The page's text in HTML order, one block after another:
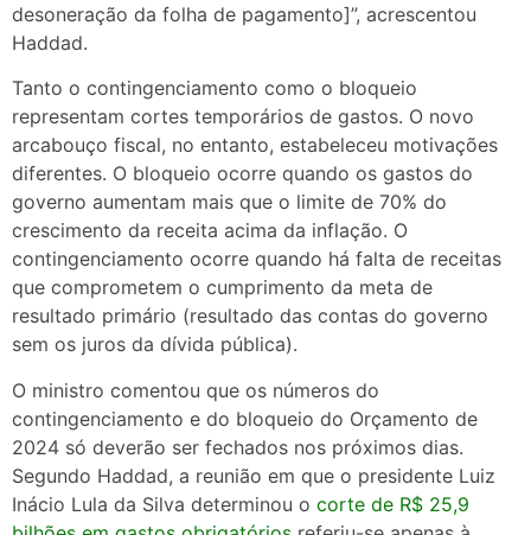
desoneração da folha de pagamento]”, acrescentou
Haddad.
Tanto o contingenciamento como o bloqueio
representam cortes temporários de gastos. O novo
arcabouço fiscal, no entanto, estabeleceu motivações
diferentes. O bloqueio ocorre quando os gastos do
governo aumentam mais que o limite de 70% do
crescimento da receita acima da inflação. O
contingenciamento ocorre quando há falta de receitas
que comprometem o cumprimento da meta de
resultado primário (resultado das contas do governo
sem os juros da dívida pública).
O ministro comentou que os números do
contingenciamento e do bloqueio do Orçamento de
2024 só deverão ser fechados nos próximos dias.
Segundo Haddad, a reunião em que o presidente Luiz
Inácio Lula da Silva determinou o corte de R$ 25,9